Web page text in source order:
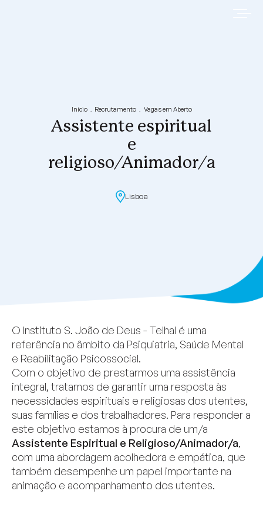
Início Recrutamento Vagas em Aberto
Assistente espiritual
e
religioso/Animador/a
Lisboa
O Instituto S. João de Deus - Telhal é uma
referência no âmbito da Psiquiatria, Saúde Mental
e Reabilitação Psicossocial.
Com o objetivo de prestarmos uma assistência
integral, tratamos de garantir uma resposta às
necessidades espirituais e religiosas dos utentes,
suas famílias e dos trabalhadores. Para responder a
este objetivo estamos à procura de um/a
Assistente Espiritual e Religioso/Animador/a,
com uma abordagem acolhedora e empática, que
também desempenhe um papel importante na
animação e acompanhamento dos utentes.